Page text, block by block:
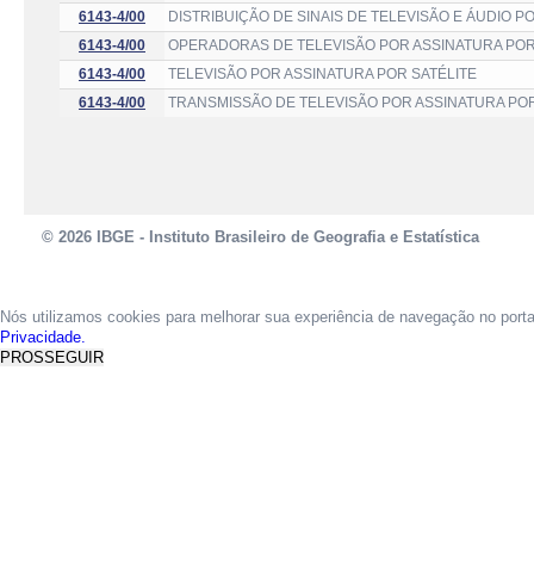
6143-4/00
DISTRIBUIÇÃO DE SINAIS DE TELEVISÃO E ÁUDIO
6143-4/00
OPERADORAS DE TELEVISÃO POR ASSINATURA
6143-4/00
TELEVISÃO POR ASSINATURA POR SATÉLITE
6143-4/00
TRANSMISSÃO DE TELEVISÃO POR ASSINATURA
© 2026 IBGE - Instituto Brasileiro de Geografia e Estatística
Nós utilizamos cookies para melhorar sua experiência de navegação no
Privacidade.
PROSSEGUIR